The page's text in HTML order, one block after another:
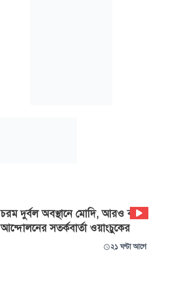
চরম দুর্বল অবস্থানে মোদি, আরও বড়
আন্দোলনের সতর্কবার্তা ওয়াংচুকের
২১ ঘণ্টা আগে